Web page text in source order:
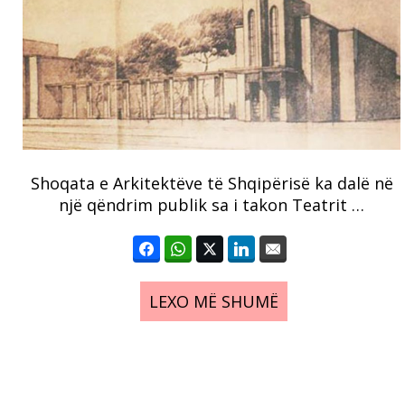
Shoqata e Arkitektëve të Shqipërisë ka dalë në
një qëndrim publik sa i takon Teatrit …
LEXO MË SHUMË